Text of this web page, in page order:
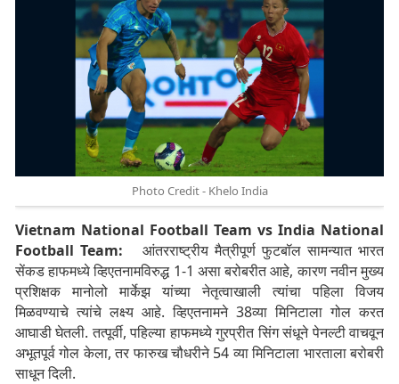
Photo Credit - Khelo India
Vietnam National Football Team vs India National
Football Team: आंतरराष्ट्रीय मैत्रीपूर्ण फुटबॉल सामन्यात भारत
सेंकड हाफमध्ये व्हिएतनामविरुद्ध 1-1 असा बरोबरीत आहे, कारण नवीन मुख्य
प्रशिक्षक मानोलो मार्केझ यांच्या नेतृत्वाखाली त्यांचा पहिला विजय
मिळवण्याचे त्यांचे लक्ष्य आहे. व्हिएतनामने 38व्या मिनिटाला गोल करत
आघाडी घेतली. तत्पूर्वी, पहिल्या हाफमध्ये गुरप्रीत सिंग संधूने पेनल्टी वाचवून
अभूतपूर्व गोल केला, तर फारुख चौधरीने 54 व्या मिनिटाला भारताला बरोबरी
साधून दिली.